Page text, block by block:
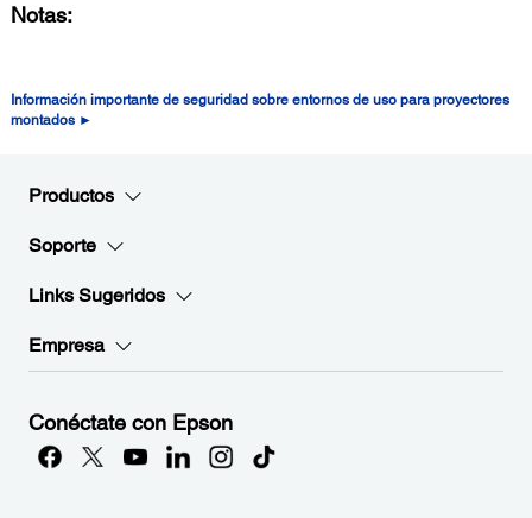
Notas:
Información importante de seguridad sobre entornos de uso para proyectores
montados ►
Productos
Soporte
Links Sugeridos
Empresa
Conéctate con Epson